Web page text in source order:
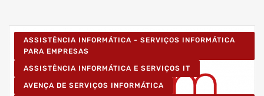
ASSISTÊNCIA INFORMÁTICA - SERVIÇOS INFORMÁTICA
PARA EMPRESAS
ASSISTÊNCIA INFORMÁTICA E SERVIÇOS IT
AVENÇA DE SERVIÇOS INFORMÁTICA